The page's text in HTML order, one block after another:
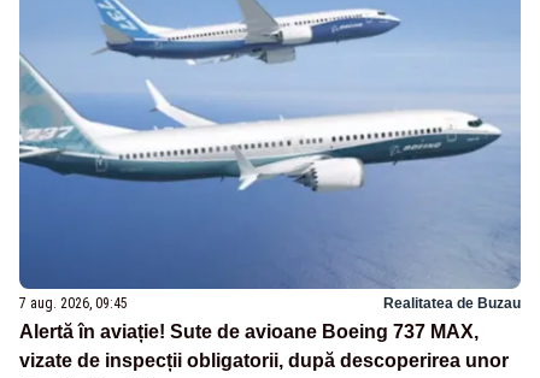
7 aug. 2026, 09:45 Realitatea de Buzau
Alertă în aviație! Sute de avioane Boeing 737 MAX,
vizate de inspecții obligatorii, după descoperirea unor